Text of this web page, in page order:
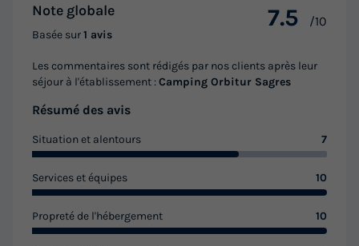
Note globale
Basée sur1 avis
7.5 /10
Les commentaires sont rédigés par nos clients après leur
séjour à l'établissement :Camping Orbitur Sagres
Résumé des avis
Situation et alentours 7
Services et équipes 10
Propreté de l'hébergement 10